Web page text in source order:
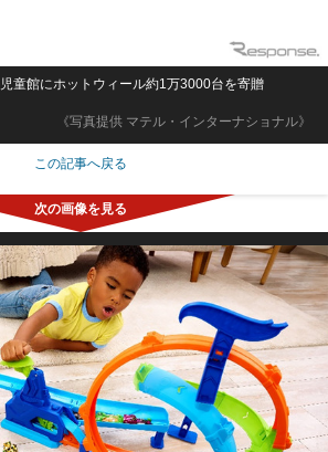
《写真提供 マテル・インターナショナル》
童館にホットウィール約1万3000台を寄贈
この記事へ戻る